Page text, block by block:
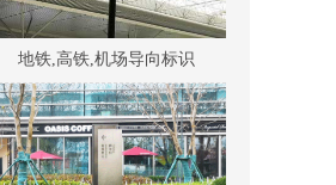
地铁,高铁,机场导向标识